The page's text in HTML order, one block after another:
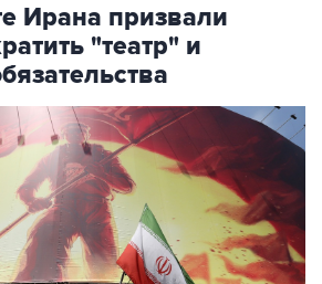
Ирана призвали
"театр" и